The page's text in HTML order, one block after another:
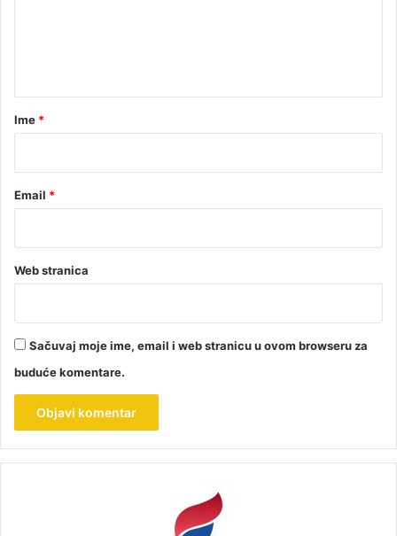
rIme *
Email *
Web stranica
Sačuvaj moje ime, email i web stranicu u ovom browseru za
buduće komentare.